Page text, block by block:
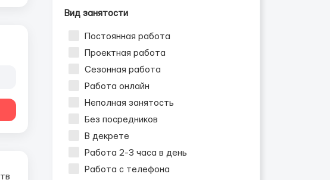
Вид занятости
Постоянная работа
Проектная работа
Сезонная работа
Работа онлайн
Неполная занятость
Без посредников
В декрете
Работа 2-3 часа в день
Работа с телефона